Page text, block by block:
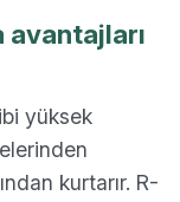
avantajları
yüksek
kurtarır. R-